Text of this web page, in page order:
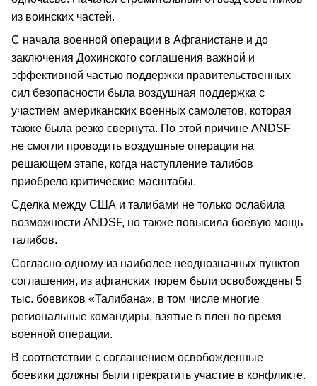
из воинских частей.
С начала военной операции в Афганистане и до
заключения Дохинского соглашения важной и
эффективной частью поддержки правительственных
сил безопасности была воздушная поддержка с
участием американских военных самолетов, которая
также была резко свернута. По этой причине ANDSF
не смогли проводить воздушные операции на
решающем этапе, когда наступление талибов
приобрело критические масштабы.
Сделка между США и талибами не только ослабила
возможности ANDSF, но также повысила боевую мощь
талибов.
Согласно одному из наиболее неоднозначных пунктов
соглашения, из афганских тюрем были освобождены 5
тыс. боевиков «Талибана», в том числе многие
региональные командиры, взятые в плен во время
военной операции.
В соответствии с соглашением освобожденные
боевики должны были прекратить участие в конфликте.